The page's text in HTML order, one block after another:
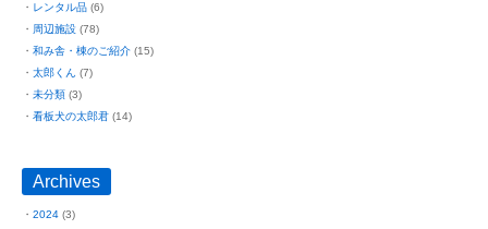
レンタル品 (6)
周辺施設 (78)
和み舎・棟のご紹介 (15)
太郎くん (7)
未分類 (3)
看板犬の太郎君 (14)
Archives
2024 (3)